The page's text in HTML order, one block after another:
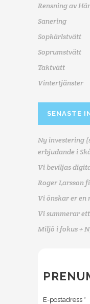
Rensning av
Sanering
Sopkärlstvätt
Soprumstvätt
Taktvätt
Vintertjänster
SENASTE
Ny investering
erbjudande i
Vi beviljas
Roger Larsson
Vi önskar er
Vi summerar
Miljö i fokus +
E-postadress *